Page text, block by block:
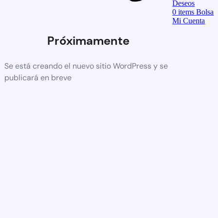
Próximamente
Se está creando el nuevo sitio WordPress y se
publicará en breve
Deseos
0items Bolsa
Mi Cuenta